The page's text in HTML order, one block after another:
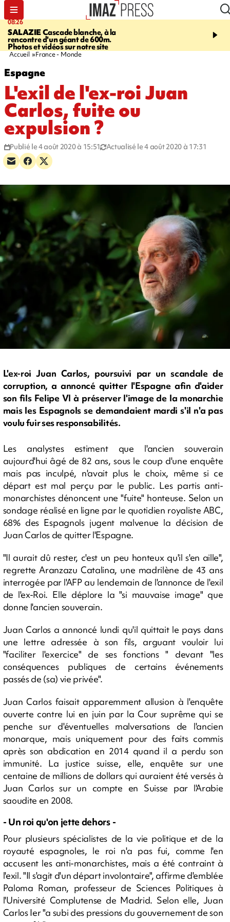
08:26
SALAZIECascade blanche, à la
rencontre d'un géant de 600m.
Photos et vidéos sur notre site
12:10
La karavane
débarque dans les
Accueil France - Monde
Espagne
L'exil de l'ex-roi Juan
Carlos, fuite ou
expulsion ?
Publié le 4 août 2020 à 15:51 Actualisé le 4 août 2020 à 17:31
L'ex-roi Juan Carlos, poursuivi par un scandale de
corruption, a annoncé quitter l'Espagne afin d'aider
son fils Felipe VI à préserver l'image de la monarchie
mais les Espagnols se demandaient mardi s'il n'a pas
voulu fuir ses responsabilités.
Les analystes estiment que l'ancien souverain
aujourd'hui âgé de 82 ans, sous le coup d'une enquête
mais pas inculpé, n'avait plus le choix, même si ce
départ est mal perçu par le public. Les partis anti-
monarchistes dénoncent une "fuite" honteuse. Selon un
sondage réalisé en ligne par le quotidien royaliste ABC,
68% des Espagnols jugent malvenue la décision de
Juan Carlos de quitter l'Espagne.
"Il aurait dû rester, c'est un peu honteux qu'il s'en aille",
regrette Aranzazu Catalina, une madrilène de 43 ans
interrogée par l'AFP au lendemain de l'annonce de l'exil
de l'ex-Roi. Elle déplore la "si mauvaise image" que
donne l'ancien souverain.
Juan Carlos a annoncé lundi qu'il quittait le pays dans
une lettre adressée à son fils, arguant vouloir lui
"faciliter l'exercice" de ses fonctions " devant "les
conséquences publiques de certains événements
passés de (sa) vie privée".
Juan Carlos faisait apparemment allusion à l'enquête
ouverte contre lui en juin par la Cour suprême qui se
penche sur d'éventuelles malversations de l'ancien
monarque, mais uniquement pour des faits commis
après son abdication en 2014 quand il a perdu son
immunité. La justice suisse, elle, enquête sur une
centaine de millions de dollars qui auraient été versés à
Juan Carlos sur un compte en Suisse par l'Arabie
saoudite en 2008.
- Un roi qu'on jette dehors -
Pour plusieurs spécialistes de la vie politique et de la
royauté espagnoles, le roi n'a pas fui, comme l'en
accusent les anti-monarchistes, mais a été contraint à
l'exil. "Il s'agit d'un départ involontaire", affirme d'emblée
Paloma Roman, professeur de Sciences Politiques à
l'Université Complutense de Madrid. Selon elle, Juan
Carlos Ier "a subi des pressions du gouvernement de son